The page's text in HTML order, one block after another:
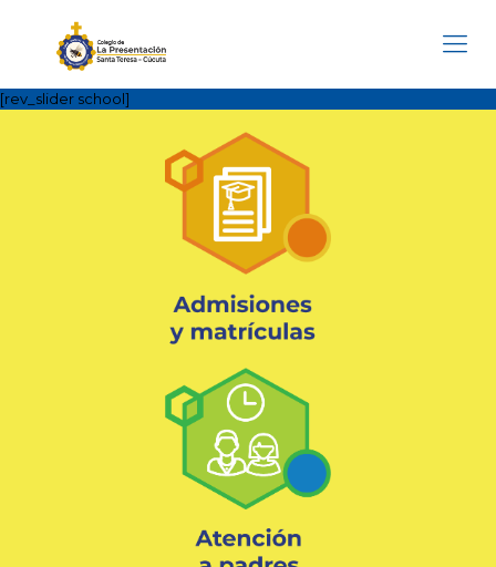
[rev_slider school]